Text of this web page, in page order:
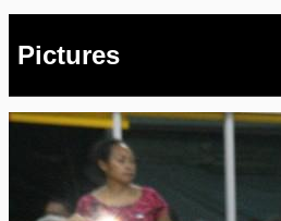
Pictures